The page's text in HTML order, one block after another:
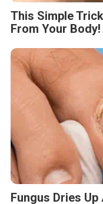
This Simple
From Your Body!
Fungus Dries